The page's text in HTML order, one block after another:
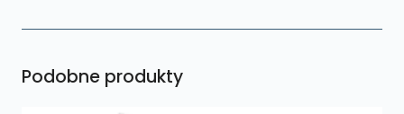
Podobne produkty